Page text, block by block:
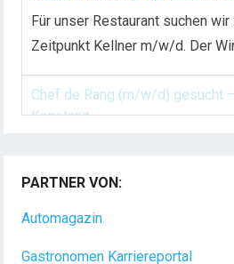
Für unser Restaurant suchen
Zeitpunkt Kellner m/w/d. Der
Chef de Rang (m/w/d) gesucht
Konstanz